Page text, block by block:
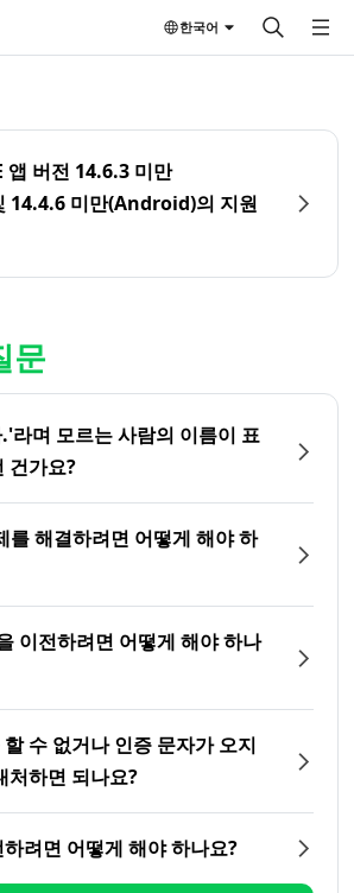
한국어
앱 버전 14.6.3 미만
14.4.6 미만(Android)의 지원
문
라며 모르는 사람의 이름이 표
건가요?
를 해결하려면 어떻게 해야 하
이전하려면 어떻게 해야 하나
수 없거나 인증 문자가 오지
처하면 되나요?
려면 어떻게 해야 하나요?